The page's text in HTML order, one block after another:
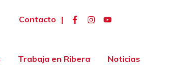
Contacto |
Trabaja en Ribera Noticias